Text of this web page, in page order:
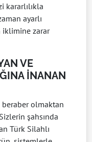
kararlılıkla
ayarlı
iklimine zarar
VE
İNANAN
olmaktan
şahsında
Türk Silahlı